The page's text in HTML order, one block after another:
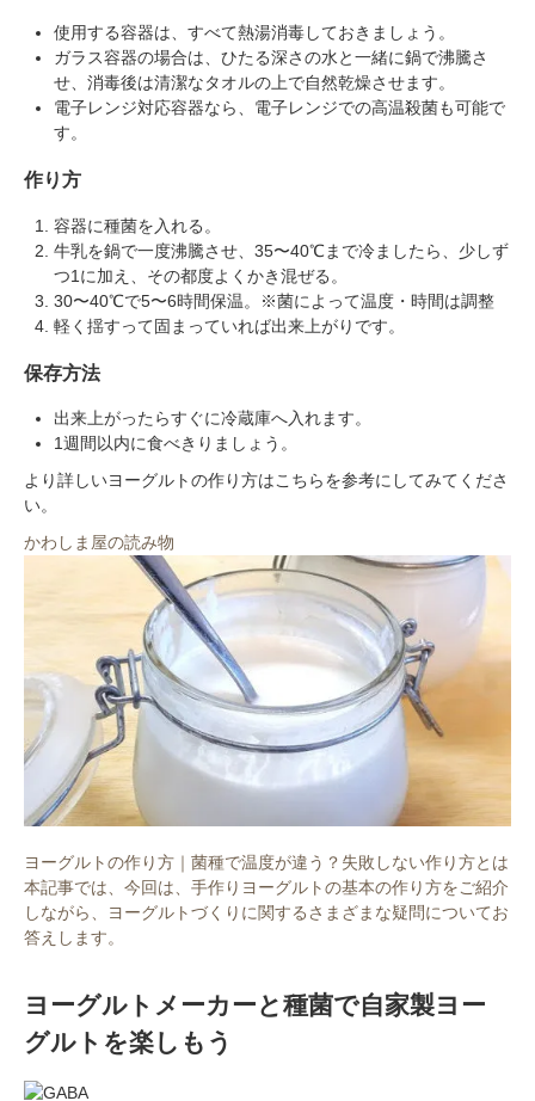
使用する容器は、すべて熱湯消毒しておきましょう。
ガラス容器の場合は、ひたる深さの水と一緒に鍋で沸騰さ
せ、消毒後は清潔なタオルの上で自然乾燥させます。
電子レンジ対応容器なら、電子レンジでの高温殺菌も可能で
す。
作り方
容器に種菌を入れる。
牛乳を鍋で一度沸騰させ、35〜40℃まで冷ましたら、少しず
つ1に加え、その都度よくかき混ぜる。
30〜40℃で5〜6時間保温。※菌によって温度・時間は調整
軽く揺すって固まっていれば出来上がりです。
保存方法
出来上がったらすぐに冷蔵庫へ入れます。
1週間以内に食べきりましょう。
より詳しいヨーグルトの作り方はこちらを参考にしてみてくださ
い。
かわしま屋の読み物
ヨーグルトの作り方｜菌種で温度が違う？失敗しない作り方とは
本記事では、今回は、手作りヨーグルトの基本の作り方をご紹介
しながら、ヨーグルトづくりに関するさまざまな疑問についてお
答えします。
ヨーグルトメーカーと種菌で自家製ヨー
グルトを楽しもう